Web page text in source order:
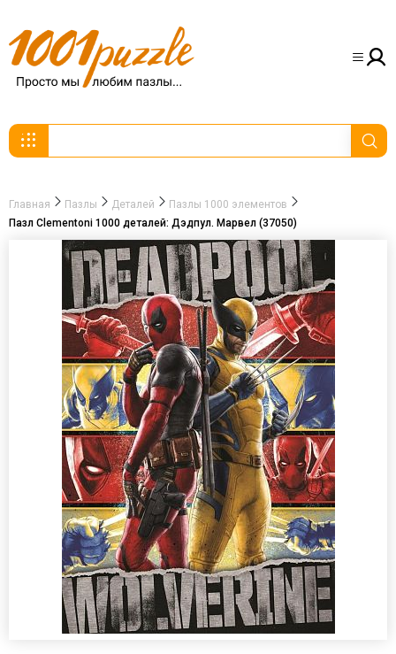
Главная Пазлы Деталей
Пазлы 1000 элементов
Пазл Clementoni 1000 деталей: Дэдпул. Марвел (37050)